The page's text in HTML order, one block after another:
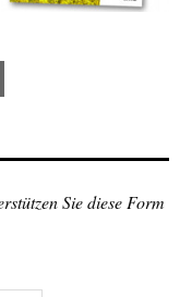
Sie diese Form